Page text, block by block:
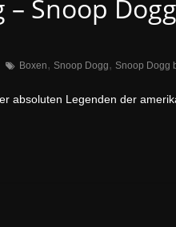
Snoop
Boxen, Snoop Dogg, Snoop Dogg
absoluten Legenden der